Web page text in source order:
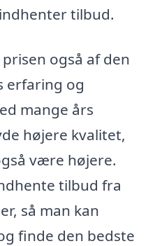
tilbud.
også af den
erfaring og
mange års
højere kvalitet,
være højere.
tilbud fra
så man kan
finde den bedste